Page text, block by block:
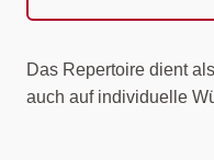
Das Repertoire dient
auch auf individuelle